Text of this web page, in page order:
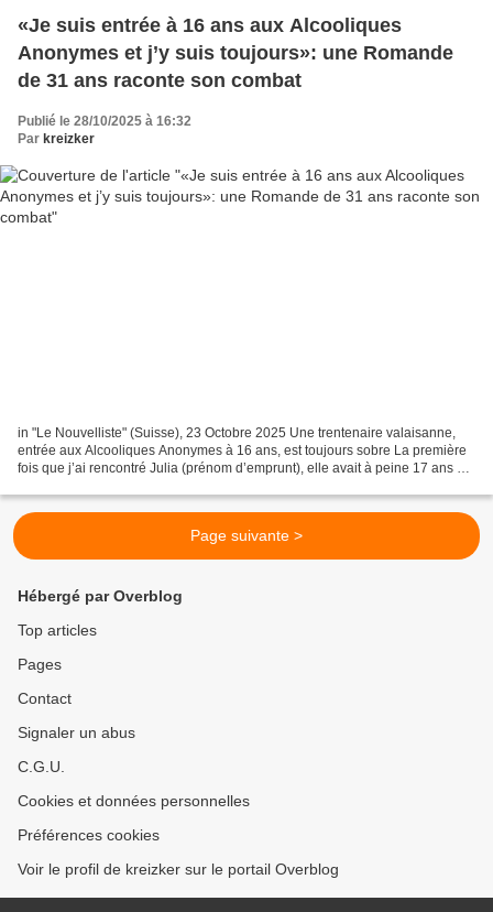
«Je suis entrée à 16 ans aux Alcooliques
Anonymes et j’y suis toujours»: une Romande
de 31 ans raconte son combat
Publié le 28/10/2025 à 16:32
Par kreizker
in "Le Nouvelliste" (Suisse), 23 Octobre 2025 Une trentenaire valaisanne,
entrée aux Alcooliques Anonymes à 16 ans, est toujours sobre La première
fois que j’ai rencontré Julia (prénom d’emprunt), elle avait à peine 17 ans et
Page suivante >
Hébergé par Overblog
Top articles
Pages
Contact
Signaler un abus
C.G.U.
Cookies et données personnelles
Préférences cookies
Voir le profil de kreizker sur le portail Overblog